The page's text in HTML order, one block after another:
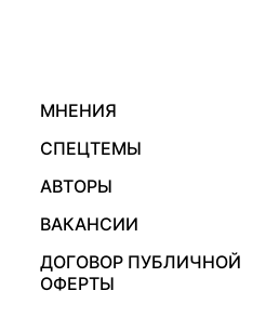
МНЕНИЯ
СПЕЦТЕМЫ
АВТОРЫ
ВАКАНСИИ
ДОГОВОР ПУБЛИЧНОЙ
ОФЕРТЫ